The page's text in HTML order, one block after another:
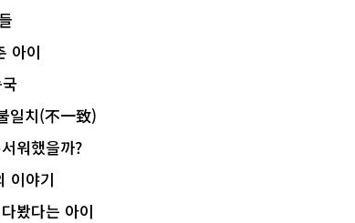
아이
일치(不一致)
워했을까?
이야기
봤다는 아이